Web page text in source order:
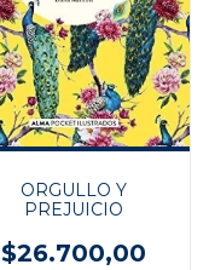
ORGULLO Y
PREJUICIO
$26.700,00